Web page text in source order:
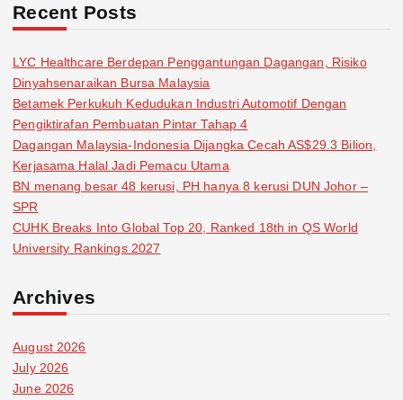
Recent Posts
LYC Healthcare Berdepan Penggantungan Dagangan, Risiko
Dinyahsenaraikan Bursa Malaysia
Betamek Perkukuh Kedudukan Industri Automotif Dengan
Pengiktirafan Pembuatan Pintar Tahap 4
Dagangan Malaysia-Indonesia Dijangka Cecah AS$29.3 Bilion,
Kerjasama Halal Jadi Pemacu Utama
BN menang besar 48 kerusi, PH hanya 8 kerusi DUN Johor –
SPR
CUHK Breaks Into Global Top 20, Ranked 18th in QS World
University Rankings 2027
Archives
August 2026
July 2026
June 2026